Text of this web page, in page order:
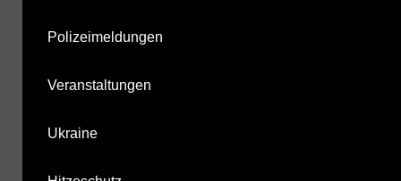
Polizeimeldungen
Veranstaltungen
Ukraine